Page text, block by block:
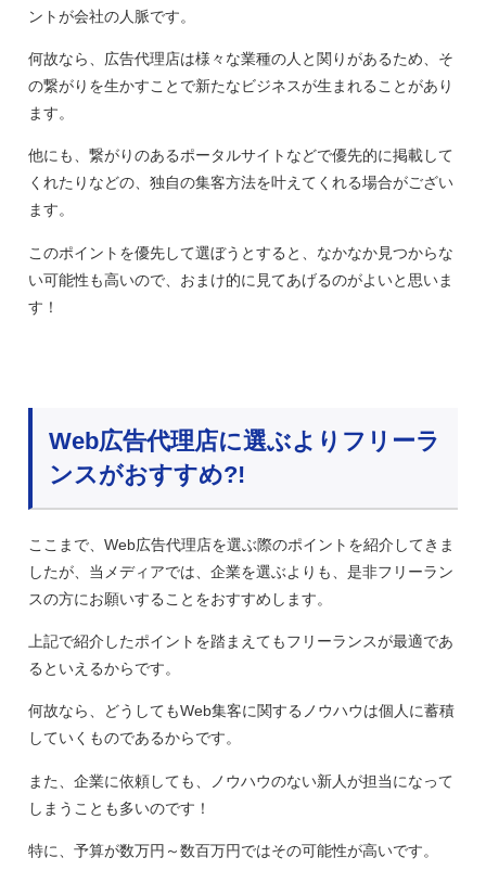
ントが会社の人脈です。
何故なら、広告代理店は様々な業種の人と関りがあるため、そ
の繋がりを生かすことで新たなビジネスが生まれることがあり
ます。
他にも、繋がりのあるポータルサイトなどで優先的に掲載して
くれたりなどの、独自の集客方法を叶えてくれる場合がござい
ます。
このポイントを優先して選ぼうとすると、なかなか見つからな
い可能性も高いので、おまけ的に見てあげるのがよいと思いま
す！
Web広告代理店に選ぶよりフリーラ
ンスがおすすめ?!
ここまで、Web広告代理店を選ぶ際のポイントを紹介してきま
したが、当メディアでは、企業を選ぶよりも、是非フリーラン
スの方にお願いすることをおすすめします。
上記で紹介したポイントを踏まえてもフリーランスが最適であ
るといえるからです。
何故なら、どうしてもWeb集客に関するノウハウは個人に蓄積
していくものであるからです。
また、企業に依頼しても、ノウハウのない新人が担当になって
しまうことも多いのです！
特に、予算が数万円～数百万円ではその可能性が高いです。